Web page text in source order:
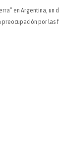
en Argentina,
por las